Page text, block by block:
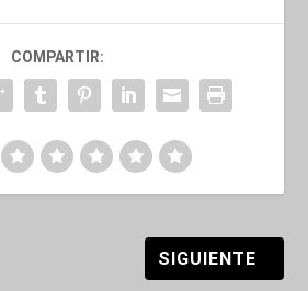
COMPARTIR:
SIGUIENTE